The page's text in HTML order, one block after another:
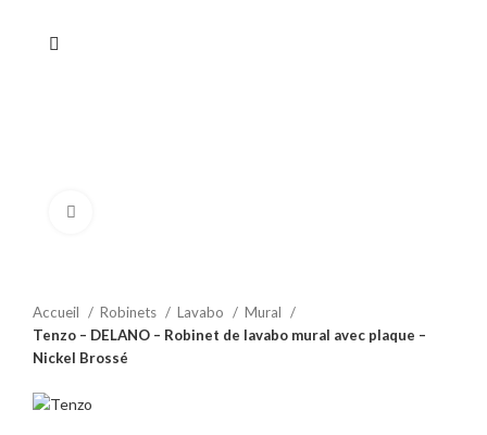
Accueil Robinets Lavabo
Mural
Tenzo – DELANO – Robinet de lavabo mural avec plaque –
Nickel Brossé